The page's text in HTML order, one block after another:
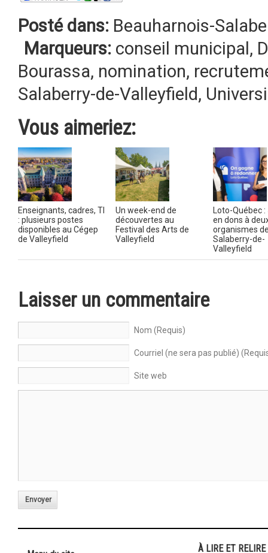
Posté dans: Beauharnois-
Marqueurs: conseil municipal ,
Bourassa, nomination,
Salaberry-de-Valleyfield,
Vous aimeriez:
Enseignants, cadres, TI
: plusieurs postes
disponibles au Cégep
de Valleyfield
Un week-end de
découvertes au
Festival des Arts de
Valleyfield
Loto-Québec
en dons à
organismes
Salaberry-de-
Valleyfield
Laisser un commentaire
Nom (Requis)
Courriel (ne sera pas publié)
Site web
Envoyer
À LIRE ET RELIRE